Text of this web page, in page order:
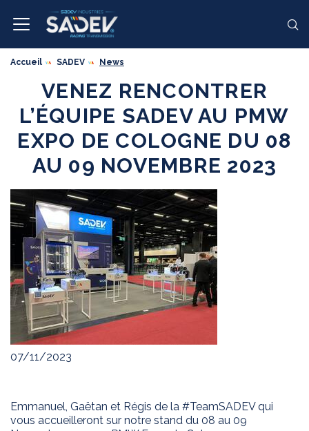
Accueil SADEV News
VENEZ RENCONTRER
L’ÉQUIPE SADEV AU PMW
EXPO DE COLOGNE DU 08
AU 09 NOVEMBRE 2023
07/11/2023
Emmanuel, Gaëtan et Régis de la #TeamSADEV qui
vous accueilleront sur notre stand du 08 au 09